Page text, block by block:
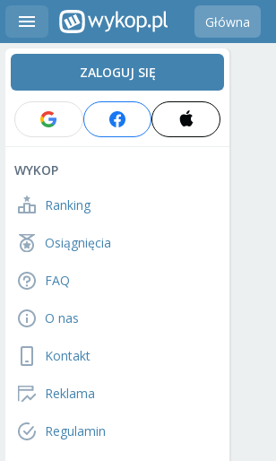
Główna
ZALOGUJ SIĘ
WYKOP
Ranking
Osiągnięcia
FAQ
O nas
Kontakt
Reklama
Regulamin